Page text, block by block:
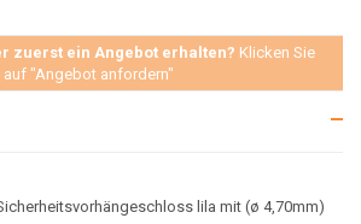
zuerst ein Angebot erhalten? Klicken Sie
auf "Angebot anfordern"
lila mit (ø 4,70mm)